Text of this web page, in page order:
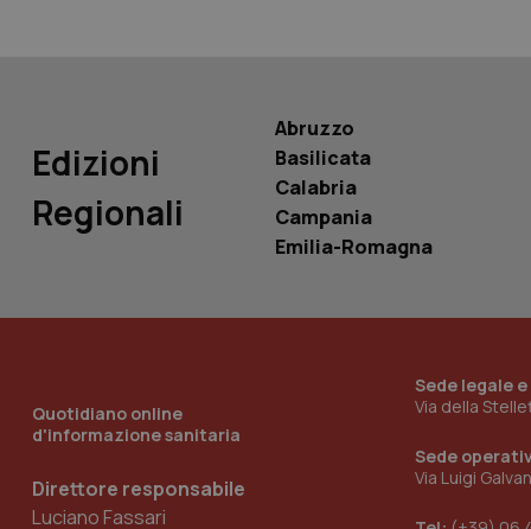
Edizioni
Regionali
Abruzzo
Basilicata
Calabria
Campania
Emilia-Romagna
Quotidiano online
d'informazione sanitaria
Direttore responsabile
Luciano Fassari
Sede legale
Via della
Sede
Via Luigi
YSC
ROLLOUT_TOKEN
ironfish-tracking-
named-enable